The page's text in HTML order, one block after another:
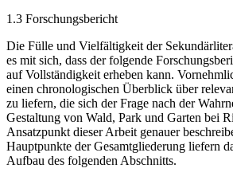
1.3 Forschungsbericht
Die Fülle und Vielfältigkeit der
es mit sich, dass der folgende
auf Vollständigkeit erheben kann.
einen chronologischen Überblick über
zu liefern, die sich der Frage nach der
Gestaltung von Wald, Park und Garten bei
Ansatzpunkt dieser Arbeit genauer
Hauptpunkte der Gesamtgliederung liefern
Aufbau des folgenden Abschnitts.